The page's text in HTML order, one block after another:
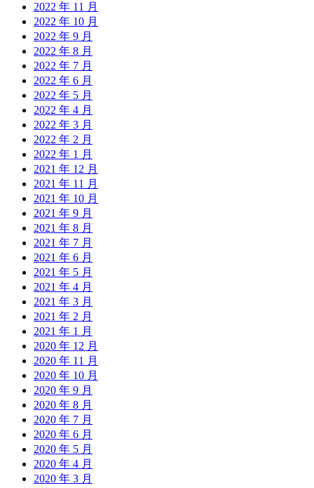
2022 年 11 月
2022 年 10 月
2022 年 9 月
2022 年 8 月
2022 年 7 月
2022 年 6 月
2022 年 5 月
2022 年 4 月
2022 年 3 月
2022 年 2 月
2022 年 1 月
2021 年 12 月
2021 年 11 月
2021 年 10 月
2021 年 9 月
2021 年 8 月
2021 年 7 月
2021 年 6 月
2021 年 5 月
2021 年 4 月
2021 年 3 月
2021 年 2 月
2021 年 1 月
2020 年 12 月
2020 年 11 月
2020 年 10 月
2020 年 9 月
2020 年 8 月
2020 年 7 月
2020 年 6 月
2020 年 5 月
2020 年 4 月
2020 年 3 月